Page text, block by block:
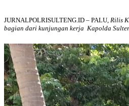
JURNALPOLRISULTENG.ID – PALU, Rilis
bagian dari kunjungan kerja Kapolda